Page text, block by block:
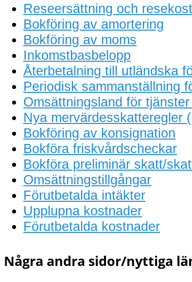
Reseersättning och
Bokföring av amortering
Bokföring av moms
Inkomstbasbelopp
Återbetalning till utländska
Periodisk sammanställning
Omsättningsland för
Nya mervärdesskatteregler
Bokföring av konsignation
Bokföra friskvårdscheckar
Bokföra preliminär skatt/
Omsättningstillgångar
Förutbetalda intäkter
Upplupna kostnader
Förutbetalda kostnader
Några andra sidor/nyttiga